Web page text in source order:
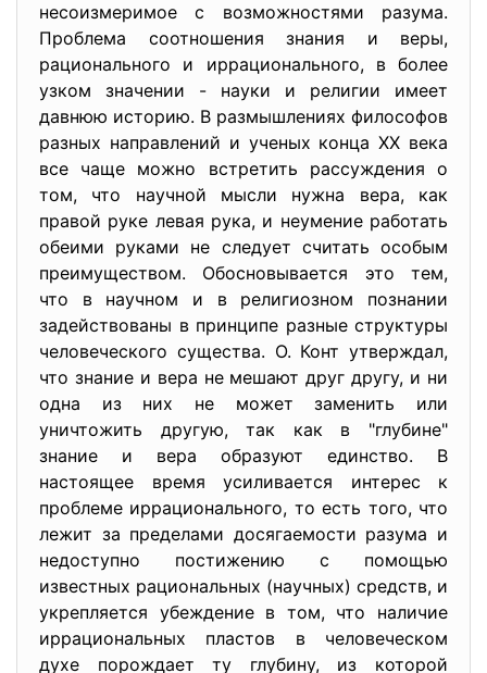
несоизмеримое с возможностями разума.
Проблема соотношения знания и веры,
рационального и иррационального, в более
узком значении - науки и религии имеет
давнюю историю. В размышлениях философов
разных направлений и ученых конца ХХ века
все чаще можно встретить рассуждения о
том, что научной мысли нужна вера, как
правой руке левая рука, и неумение работать
обеими руками не следует считать особым
преимуществом. Обосновывается это тем,
что в научном и в религиозном познании
задействованы в принципе разные структуры
человеческого существа. О. Конт утверждал,
что знание и вера не мешают друг другу, и ни
одна из них не может заменить или
уничтожить другую, так как в "глубине"
знание и вера образуют единство. В
настоящее время усиливается интерес к
проблеме иррационального, то есть того, что
лежит за пределами досягаемости разума и
недоступно постижению с помощью
известных рациональных (научных) средств, и
укрепляется убеждение в том, что наличие
иррациональных пластов в человеческом
духе порождает ту глубину, из которой